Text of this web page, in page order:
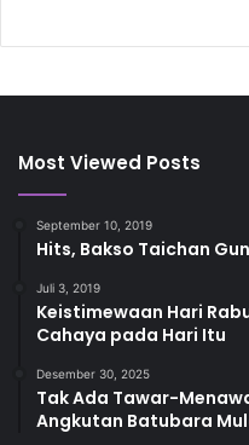
Most Viewed Posts
September 10, 2019
Hits, Bakso Taichan
Juli 3, 2019
Keistimewaan Hari
Cahaya pada Hari Itu
Desember 30, 2025
Tak Ada Tawar-
Angkutan Batubara